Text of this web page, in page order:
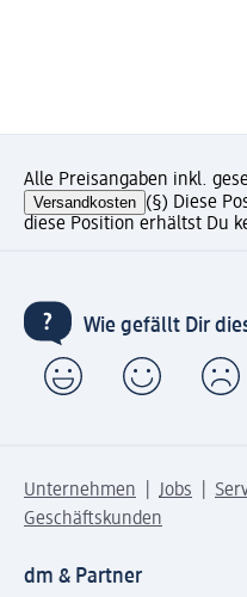
Alle Preisangaben inkl.
Versandkosten (§) Diese
diese Position erhältst Du
Wie gefällt Dir
Unternehmen Jobs
Geschäftskunden
dm & Partner